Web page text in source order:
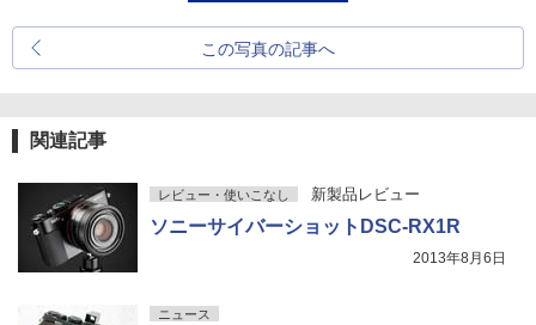
この写真の記事へ
関連記事
レビュー・使いこなし 新製品レビュー
ソニーサイバーショットDSC-RX1R
2013年8月6日
ニュース